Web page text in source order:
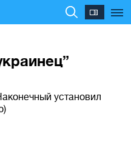
установил